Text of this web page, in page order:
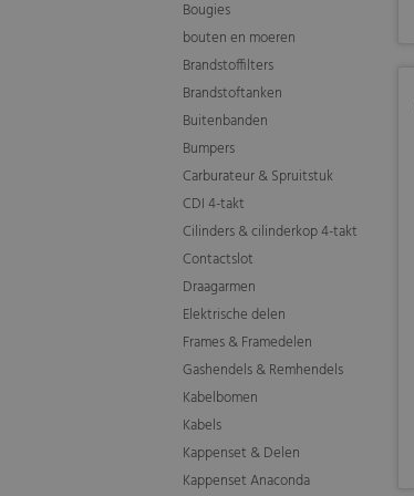
Bougies
bouten en moeren
Brandstoffilters
Brandstoftanken
Buitenbanden
Bumpers
Carburateur & Spruitstuk
CDI 4-takt
Cilinders & cilinderkop 4-takt
Contactslot
Draagarmen
Elektrische delen
Frames & Framedelen
Gashendels & Remhendels
Kabelbomen
Kabels
Kappenset & Delen
Kappenset Anaconda